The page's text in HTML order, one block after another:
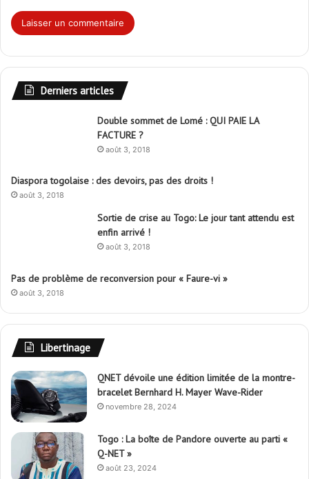
Derniers articles
Double sommet de Lomé : QUI PAIE LA
FACTURE ?
août 3, 2018
Diaspora togolaise : des devoirs, pas des droits !
août 3, 2018
Sortie de crise au Togo: Le jour tant attendu est
enfin arrivé !
août 3, 2018
Pas de problème de reconversion pour « Faure-vi »
août 3, 2018
Libertinage
QNET dévoile une édition limitée de la montre-
bracelet Bernhard H. Mayer Wave-Rider
novembre 28, 2024
Togo : La boîte de Pandore ouverte au parti «
Q-NET »
août 23, 2024